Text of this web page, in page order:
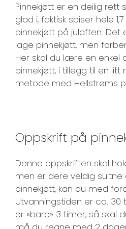
Pinnekjøtt er en deilig
glad i, faktisk spiser hele
pinnekjøtt på julaften. Det
lage pinnekjøtt, men
Her skal du lære en enkel
pinnekjøtt, i tillegg til en
metode med Hellstrøms
Oppskrift på
Denne oppskriften skal
men er dere veldig
pinnekjøtt, kan du med
Utvanningstiden er ca. 30
er »bare» 3 timer, så skal